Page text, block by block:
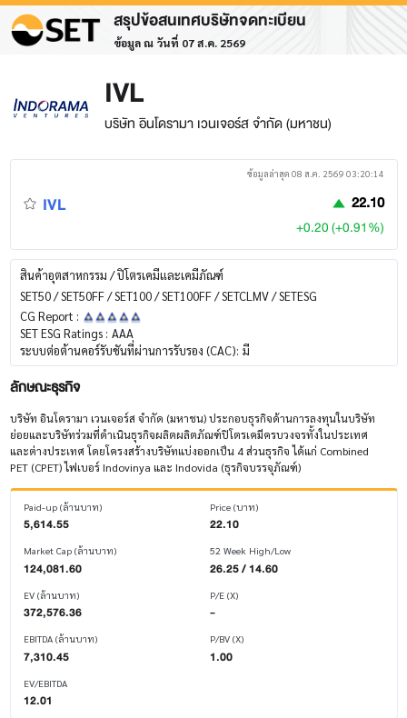
สรุปข้อสนเทศบริษัทจดทะเบียน
ข้อมูล ณ วันที่ 07 ส.ค. 2569
IVL
บริษัท อินโดรามา เวนเจอร์ส จำกัด (มหาชน)
ข้อมูลล่าสุด 08 ส.ค. 2569 03:20:14
IVL 22.10
+0.20 (+0.91%)
สินค้าอุตสาหกรรม / ปิโตรเคมีและเคมีภัณฑ์
SET50 / SET50FF / SET100 / SET100FF / SETCLMV / SETESG
CG Report :
SET ESG Ratings : AAA
ระบบต่อต้านคอร์รับชันที่ผ่านการรับรอง (CAC): มี
ลักษณะธุรกิจ
บริษัท อินโดรามา เวนเจอร์ส จำกัด (มหาชน) ประกอบธุรกิจด้านการลงทุนในบริษัท
ย่อยและบริษัทร่วมที่ดำเนินธุรกิจผลิตผลิตภัณฑ์ปิโตรเคมีครบวงจรทั้งในประเทศ
และต่างประเทศ โดยโครงสร้างบริษัทแบ่งออกเป็น 4 ส่วนธุรกิจ ได้แก่ Combined
PET (CPET) ไฟเบอร์ Indovinya และ Indovida (ธุรกิจบรรจุภัณฑ์)
Paid-up (ล้านบาท)
5,614.55
Market Cap (ล้านบาท)
124,081.60
EV (ล้านบาท)
372,576.36
EBITDA (ล้านบาท)
7,310.45
EV/EBITDA
12.01
Price (บาท)
22.10
52 Week High/Low
26.25 / 14.60
P/E (X)
-
P/BV (X)
1.00